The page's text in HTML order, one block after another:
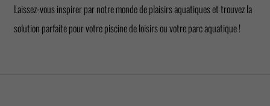
Laissez-vous inspirer par notre monde de plaisirs aquatiques et trouvez la
solution parfaite pour votre piscine de loisirs ou votre parc aquatique !